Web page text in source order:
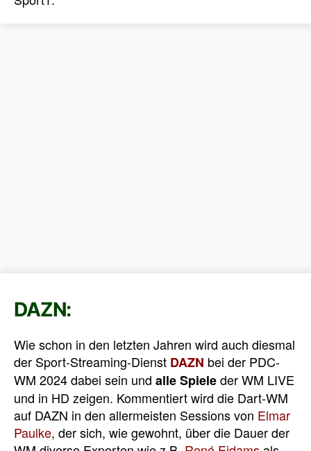
DAZN:
Wie schon in den letzten Jahren wird auch diesmal
der Sport-Streaming-Dienst DAZN bei der PDC-
WM 2024 dabei sein und alle Spieleder WM LIVE
und in HD zeigen. Kommentiert wird die Dart-WM
auf DAZN in den allermeisten Sessions von Elmar
Paulke, der sich, wie gewohnt, über die Dauer der